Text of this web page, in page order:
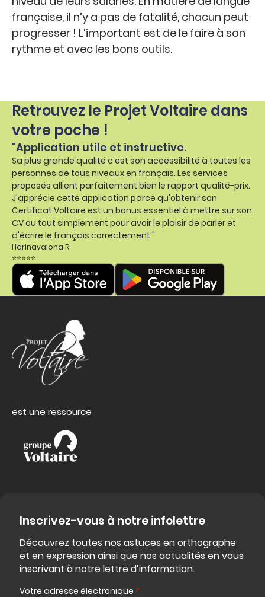
française, il n’y a pas de fatalité, chacun peut
progresser ! L’important est de le faire à son
rythme et avec les bons outils.
Retrouvez le Projet Voltaire dans
votre poche !
"Application utile et instructive.
Sa plus grande qualité c'est son accessibilité à toutes les
personnes de tous niveaux en français. Les services
proposés allient parfaitement bien le rapport qualité-prix.
J'apprécie cette application parce qu'obtenir son
Certificat Voltaire est un bonus essentiel à mettre sur son
CV ou tout simplement pour avoir le plaisir de parler et
d'écrire le français correctement."
Harinavalona R
⭐⭐⭐⭐⭐
est une ressource
Inscrivez-vous à notre infolettre
Découvrez toutes nos astuces en orthographe
et en expression ainsi que nos actualités en vous
inscrivant à notre lettre d’information.
Votre adresse électronique *